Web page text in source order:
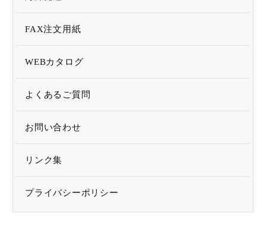
在庫
在庫なし商品を表示しない
検索
FAX注文用紙
WEBカタログ
よくあるご質問
お問い合わせ
リンク集
プライバシーポリシー